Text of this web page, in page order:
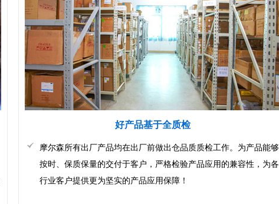
好产品基于全质检
摩尔森所有出厂产品均在出厂前做出仓品质质检工作。为产品能够
按时、保质保量的交付于客户，严格检验产品应用的兼容性，为各
行业客户提供更为坚实的产品应用保障！